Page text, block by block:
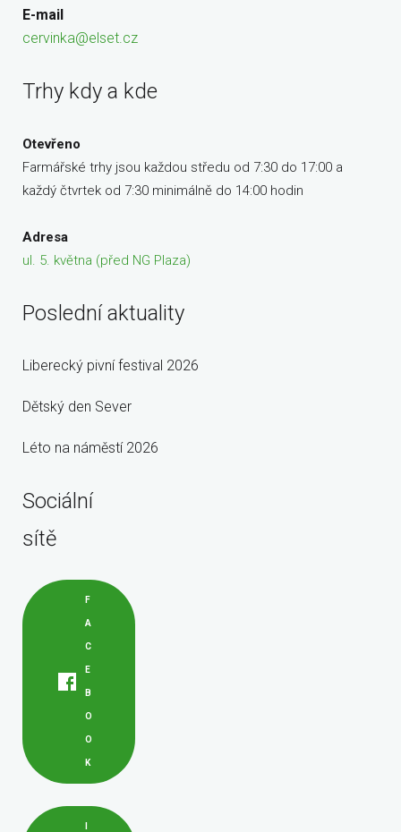
E-mail
cervinka@elset.cz
Trhy kdy a kde
Otevřeno
Farmářské trhy jsou každou středu od 7:30 do 17:00 a
každý čtvrtek od 7:30 minimálně do 14:00 hodin
Adresa
ul. 5. května (před NG Plaza)
Poslední aktuality
Liberecký pivní festival 2026
Dětský den Sever
Léto na náměstí 2026
Sociální
sítě
F
A
C
E
B
O
O
K